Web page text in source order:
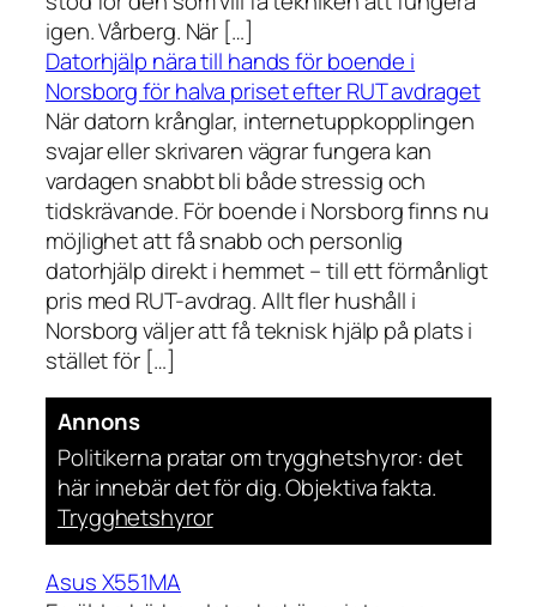
igen. Vårberg. När […]
Datorhjälp nära till hands för boende i
Norsborg för halva priset efter RUT avdraget
När datorn krånglar, internetuppkopplingen
svajar eller skrivaren vägrar fungera kan
vardagen snabbt bli både stressig och
tidskrävande. För boende i Norsborg finns nu
möjlighet att få snabb och personlig
datorhjälp direkt i hemmet – till ett förmånligt
pris med RUT-avdrag. Allt fler hushåll i
Norsborg väljer att få teknisk hjälp på plats i
stället för […]
Annons
Politikerna pratar om trygghetshyror: det
här innebär det för dig. Objektiva fakta.
Trygghetshyror
Asus X551MA